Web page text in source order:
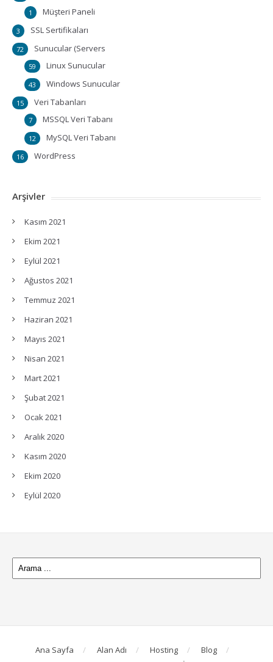
Müşteri Paneli
1
SSL Sertifikaları
3
Sunucular (Servers
72
Linux Sunucular
59
Windows Sunucular
43
Veri Tabanları
15
MSSQL Veri Tabanı
7
MySQL Veri Tabanı
12
WordPress
16
Arşivler
Kasım 2021
Ekim 2021
Eylül 2021
Ağustos 2021
Temmuz 2021
Haziran 2021
Mayıs 2021
Nisan 2021
Mart 2021
Şubat 2021
Ocak 2021
Aralık 2020
Kasım 2020
Ekim 2020
Eylül 2020
Ana Sayfa Alan Adı Hosting
Blog